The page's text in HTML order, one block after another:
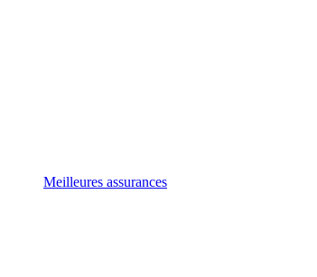
Meilleures assurances